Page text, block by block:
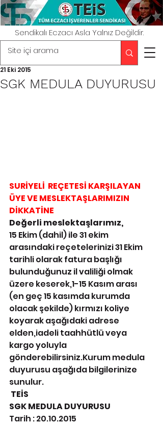
Sendikalı Eczacı Asla Yalnız Değildir.
SGK MEDULA DUYURUSU
21 Eki 2015
SURİYELİ  REÇETESİ KARŞILAYAN
ÜYE VE MESLEKTAŞLARIMIZIN
DİKKATİNE
Değerli meslektaşlarımız,
15 Ekim (dahil) ile 31 ekim
arasındaki reçetelerinizi 31 Ekim
tarihli olarak fatura başlığı
bulunduğunuz il valiliği olmak
üzere keserek,1-15 Kasım arası
(en geç 15 kasımda kurumda
olacak şekilde) kırmızı koliye
koyarak aşağıdaki adrese
elden,iadeli taahhütlü veya
kargo yoluyla
gönderebilirsiniz.Kurum medula
duyurusu aşağıda bilgilerinize
sunulur.
TEİS
SGK MEDULA DUYURUSU
Tarih : 20.10.2015